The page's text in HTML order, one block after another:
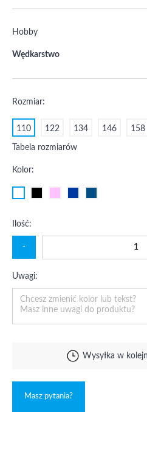
Hobby
Wędkarstwo
Rozmiar:
110 122 134 146 158
Tabela rozmiarów
Kolor:
Ilość:
-
Uwagi:
Wysyłka w
Masz pytania?